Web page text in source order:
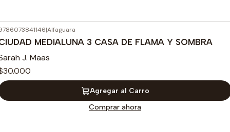
|Alfaguara
MEDIALUNA 3 CASA DE FLAMA Y SOMBRA
J. Maas
Agregar al Carro
Comprar ahora